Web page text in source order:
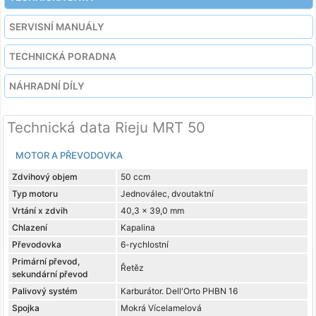
SERVISNÍ MANUÁLY
TECHNICKÁ PORADNA
NÁHRADNÍ DÍLY
Technická data Rieju MRT 50
MOTOR A PŘEVODOVKA
Zdvihový objem
50 ccm
Typ motoru
Jednoválec, dvoutaktní
Vrtání x zdvih
40,3 x 39,0 mm
Chlazení
Kapalina
Převodovka
6-rychlostní
Primární převod,
sekundární převod
Řetěz
Palivový systém
Karburátor. Dell'Orto PHBN 16
Spojka
Mokrá Vícelamelová